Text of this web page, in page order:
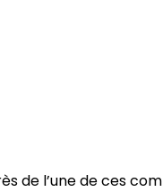
de l’une de ces